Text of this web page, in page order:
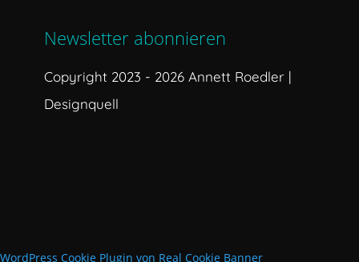
Newsletter abonnieren
Copyright 2023 - 2026 Annett Roedler |
Designquell
WordPress Cookie Plugin von Real Cookie Banner